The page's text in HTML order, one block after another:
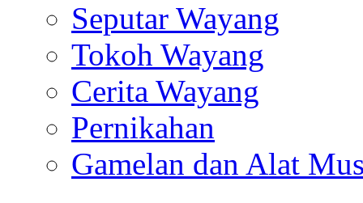
Seputar Wayang
Tokoh Wayang
Cerita Wayang
Pernikahan
Gamelan dan Alat